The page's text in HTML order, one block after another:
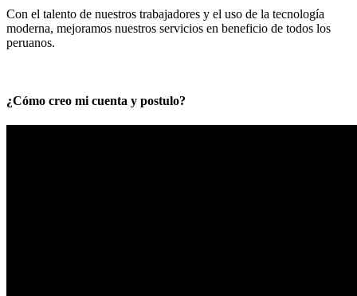
Con el talento de nuestros trabajadores y el uso de la tecnología
moderna, mejoramos nuestros servicios en beneficio de todos los
peruanos.
¿Cómo creo mi cuenta y postulo?